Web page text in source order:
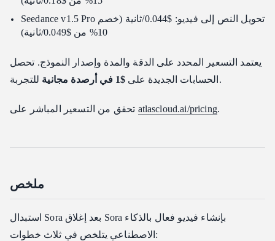
Seedance v1.5 Pro تحويل النص إلى فيديو: $0.044/ثانية (خصم
10% من $0.049/ثانية)
يعتمد التسعير المحدد على الدقة والمدة وإصدار النموذج. تحصل
الحسابات الجديدة على $1 في أرصدة مجانية للتجربة.
atlascloud.ai/pricing.
ملخص
استبدال Sora بعد إغلاق Sora بإنشاء فيديو فعال بالذكاء
الاصطناعي يتلخص في ثلاث خطوات: